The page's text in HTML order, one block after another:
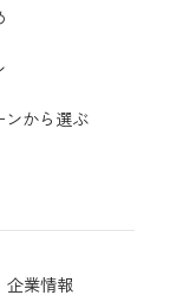
ンから選ぶ
企業情報